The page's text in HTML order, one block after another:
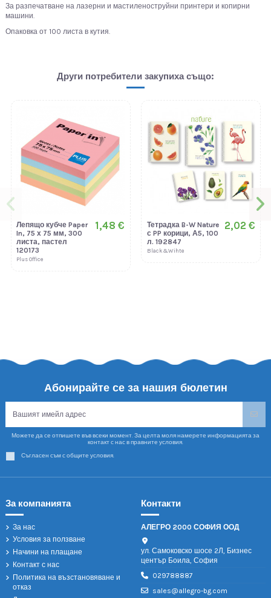
За разпечатване на лазерни и мастиленоструйни принтери и копирни
машини.
Опаковка от 100 листа в кутия.
Други потребители закупиха също:
Лепящо кубче Paper
In, 75 х 75 мм, 300
листа, пастел
120173
Plus Office
1,48 €
Тетрадка B-W Nature
с PP корици, А5, 100
л. 192847
Black&Wihte
2,02 €
Абонирайте се за нашия бюлетин
Можете да се отпишете във всеки момент. За целта моля намерете информацията за
контакт с нас в правните условия.
Съгласен съм с общите условия.
За компанията
За нас
Условия за ползване
Начини на плащане
Контакт с нас
Политика на възстановяване и
отказ
Контакти
АЛЕГРО 2000 СОФИЯ ООД
ул. Самоковско шосе 2Л, Бизнес
център Боила, София
029788887
sales@allegro-bg.com